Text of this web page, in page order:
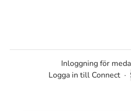
Inloggning för
Logga in till Connect ·